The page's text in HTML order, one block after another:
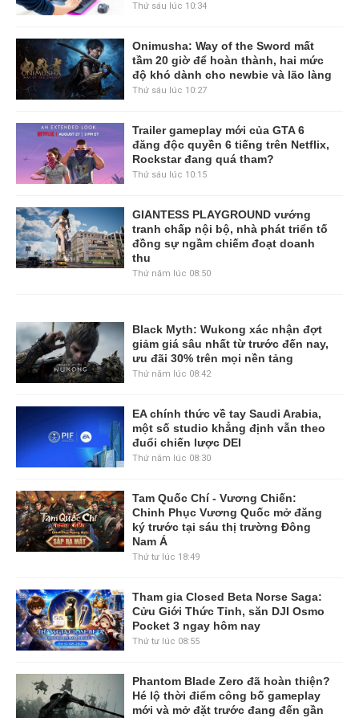
Thứ sáu lúc 10:34
Onimusha: Way of the Sword mất
tầm 20 giờ để hoàn thành, hai mức
độ khó dành cho newbie và lão làng
Thứ sáu lúc 10:27
Trailer gameplay mới của GTA 6
đăng độc quyền 6 tiếng trên Netflix,
Rockstar đang quá tham?
Thứ sáu lúc 10:15
GIANTESS PLAYGROUND vướng
tranh chấp nội bộ, nhà phát triển tố
đồng sự ngầm chiếm đoạt doanh
thu
Thứ năm lúc 08:50
Black Myth: Wukong xác nhận đợt
giảm giá sâu nhất từ trước đến nay,
ưu đãi 30% trên mọi nền tảng
Thứ năm lúc 08:42
EA chính thức về tay Saudi Arabia,
một số studio khẳng định vẫn theo
đuổi chiến lược DEI
Thứ năm lúc 08:30
Tam Quốc Chí - Vương Chiến:
Chinh Phục Vương Quốc mở đăng
ký trước tại sáu thị trường Đông
Nam Á
Thứ tư lúc 18:49
Tham gia Closed Beta Norse Saga:
Cửu Giới Thức Tỉnh, săn DJI Osmo
Pocket 3 ngay hôm nay
Thứ tư lúc 08:55
Phantom Blade Zero đã hoàn thiện?
Hé lộ thời điểm công bố gameplay
mới và mở đặt trước đang đến gần